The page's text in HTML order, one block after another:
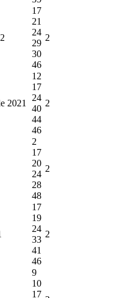
17
21
24
29
30
46
2
2021
12
17
24
40
44
46
2
2
17
20
24
28
48
2
17
19
24
33
41
46
2
9
10
17